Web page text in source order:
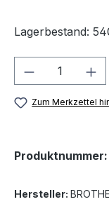
Lagerbestand:
Produkt
Zum Merkzettel
Produktnummer:
Hersteller: